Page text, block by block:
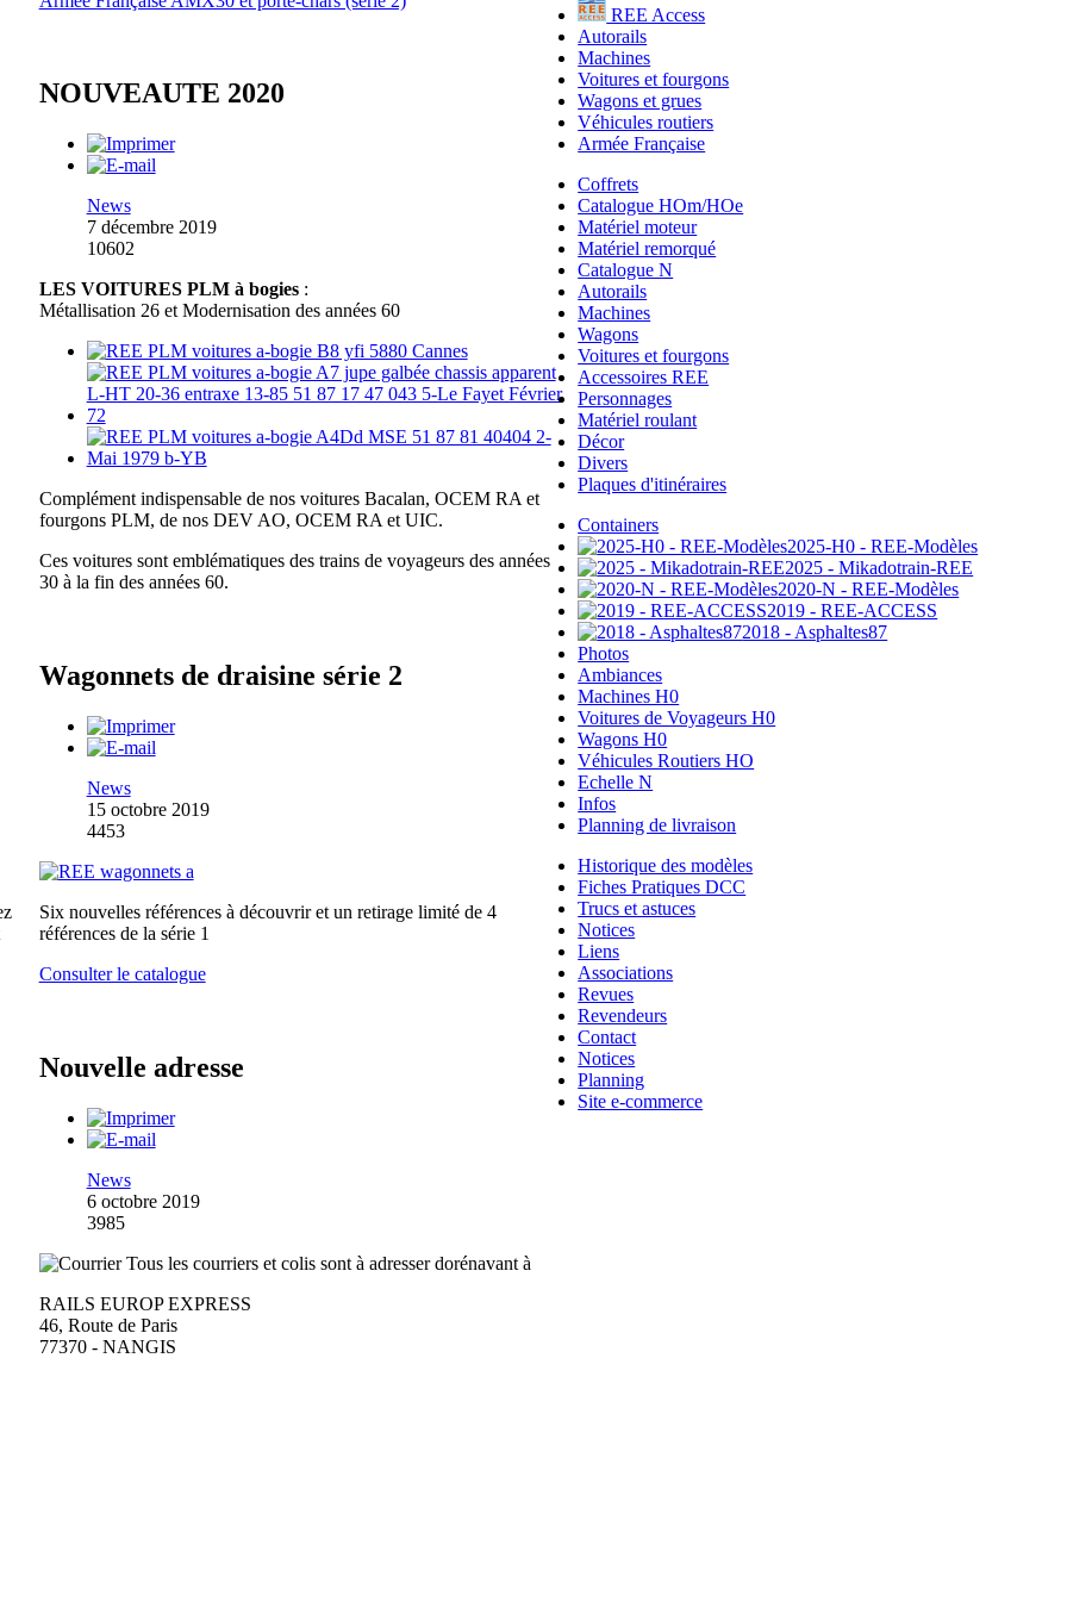
NOUVEAUTE 2020
News
7 décembre 2019
10602
LES VOITURES PLM à bogies:
Métallisation 26 et Modernisation des années 60
Complément indispensable de nos voitures Bacalan, OCEM RA et
fourgons PLM, de nos DEV AO, OCEM RA et UIC.
Ces voitures sont emblématiques des trains de voyageurs des années
30 à la fin des années 60.
Wagonnets de draisine série 2
News
15 octobre 2019
4453
Six nouvelles références à découvrir et un retirage limité de 4
références de la série 1
Consulter le catalogue
Nouvelle adresse
News
6 octobre 2019
3985
Tous les courriers et colis sont à adresser dorénavant à
RAILS EUROP EXPRESS
46, Route de Paris
77370 - NANGIS
REE Access
Autorails
Machines
Voitures et fourgons
Wagons et grues
Véhicules routiers
Armée Française
Coffrets
Catalogue HOm/HOe
Matériel moteur
Matériel remorqué
Catalogue N
Autorails
Machines
Wagons
Voitures et fourgons
Accessoires REE
Personnages
Matériel roulant
Décor
Divers
Plaques d'itinéraires
Containers
2025-H0 - REE-Modèles
2025 - Mikadotrain-REE
2020-N - REE-Modèles
2019 - REE-ACCESS
2018 - Asphaltes87
Photos
Ambiances
Machines H0
Voitures de Voyageurs H0
Wagons H0
Véhicules Routiers HO
Echelle N
Infos
Planning de livraison
Historique des modèles
Fiches Pratiques DCC
Trucs et astuces
Notices
Liens
Associations
Revues
Revendeurs
Contact
Notices
Planning
Site e-commerce